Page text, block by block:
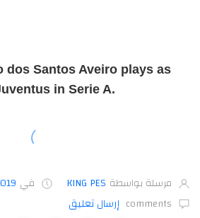
dos Santos Aveiro plays as
in Serie A.
مرسلة بواسطة KING PES في
comments إرسال تعليق